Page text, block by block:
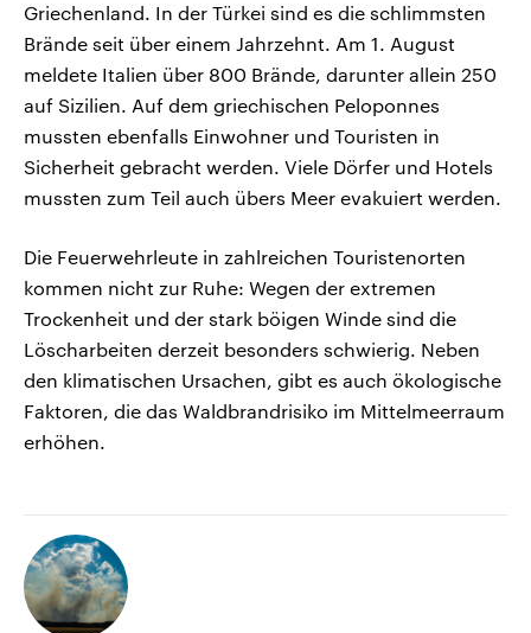
Griechenland. In der Türkei sind es die schlimmsten
Brände seit über einem Jahrzehnt. Am 1. August
meldete Italien über 800 Brände, darunter allein 250
auf Sizilien. Auf dem griechischen Peloponnes
mussten ebenfalls Einwohner und Touristen in
Sicherheit gebracht werden. Viele Dörfer und Hotels
mussten zum Teil auch übers Meer evakuiert werden.
Die Feuerwehrleute in zahlreichen Touristenorten
kommen nicht zur Ruhe: Wegen der extremen
Trockenheit und der stark böigen Winde sind die
Löscharbeiten derzeit besonders schwierig. Neben
den klimatischen Ursachen, gibt es auch ökologische
Faktoren, die das Waldbrandrisiko im Mittelmeerraum
erhöhen.